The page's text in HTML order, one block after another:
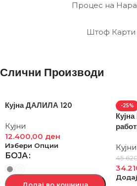
Процес на
Штоф Карти
Слични Производи
Кујна ДАЛИЛА 120
Кујни
12.400,00 ден
Избери Опции
БОЈА
-25%
Кујни